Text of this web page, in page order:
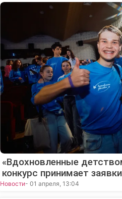
«Вдохновленные
конкурс принимает заявки
Новости- 01 апреля, 13:04